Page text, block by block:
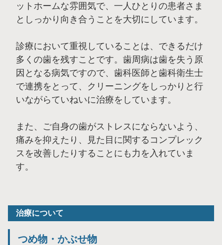
ットホームな雰囲気で、一人ひとりの患者さま
としっかり向き合うことを大切にしています。
診療において重視していることは、できるだけ
多くの歯を残すことです。歯周病は歯を失う原
因となる病気ですので、歯科医師と歯科衛生士
で連携をとって、クリーニングをしっかりと行
いながらていねいに治療をしています。
また、ご自身の歯がストレスにならないよう、
痛みを抑えたり、見た目に関するコンプレック
スを改善したりすることにも力を入れていま
す。
治療について
つめ物・かぶせ物